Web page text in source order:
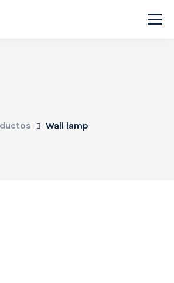
Wall lamp